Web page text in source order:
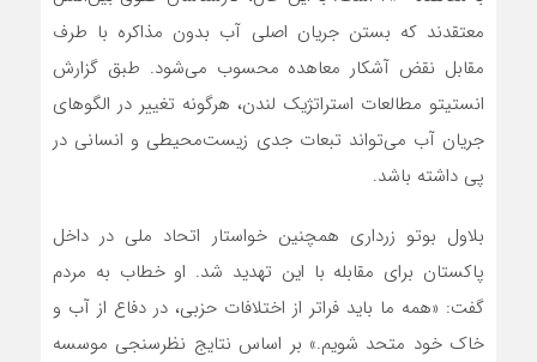
معتقدند که بستن جریان اصلی آب بدون مذاکره با طرف
مقابل نقض آشکار معاهده محسوب می‌شود. طبق گزارش
انستیتو مطالعات استراتژیک لندن، هرگونه تغییر در الگوهای
جریان آب می‌تواند تبعات جدی زیست‌محیطی و انسانی در
پی داشته باشد.
بلاول بوتو زرداری همچنین خواستار اتحاد ملی در داخل
پاکستان برای مقابله با این تهدید شد. او خطاب به مردم
گفت: «همه ما باید فراتر از اختلافات حزبی، در دفاع از آب و
خاک خود متحد شویم.» بر اساس نتایج نظرسنجی موسسه